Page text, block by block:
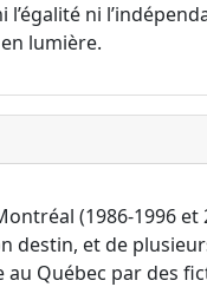
ni
lumière.
(1986-1996 et
destin, et de
au Québec par des